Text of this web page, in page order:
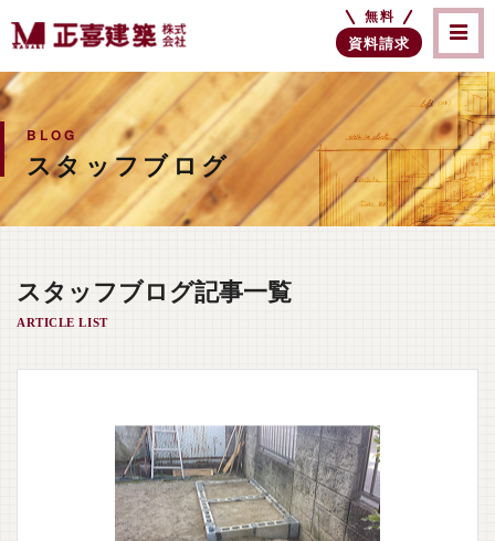
無料
資料請求
BLOG
スタッフブログ
スタッフブログ記事一覧
ARTICLE LIST